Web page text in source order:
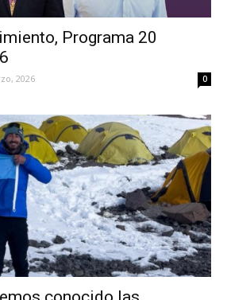
Programa 20
2026 0